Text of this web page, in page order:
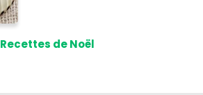
Recettes de Noël